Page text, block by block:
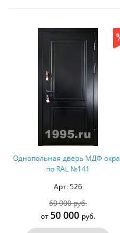
Однопольная дверь МДФ окрас
по RAL №141
Арт: 526
60 000 руб.
от50 000руб.